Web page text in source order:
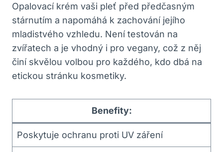
Opalovací krém vaši pleť před předčasným
stárnutím a napomáhá k zachování jejího
mladistvého vzhledu. Není testován na
zvířatech a je vhodný i pro vegany, což z něj
činí skvělou volbou pro každého, kdo dbá na
etickou stránku kosmetiky.
Benefity:
Poskytuje ochranu proti UV záření